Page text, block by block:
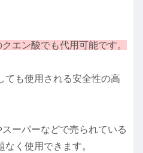
エン酸でも代用可能です。
ても使用される安全性の高
ーパーなどで売られている
く使用できます。